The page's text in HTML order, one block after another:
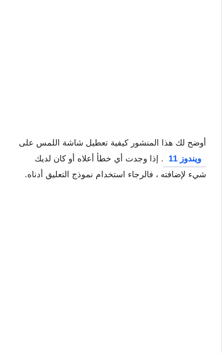
أوضح لك هذا المنشور كيفية تعطيل شاشة اللمس على
ويندوز 11
. إذا وجدت أي خطأ أعلاه أو كان لديك
شيء لإضافته ، فالرجاء استخدام نموذج التعليق أدناه.